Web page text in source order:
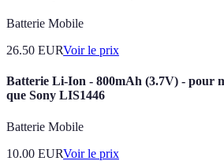
Batterie Mobile
26.50 EURVoir le prix
Batterie Li-Ion - 800mAh (3.7V) - pour
que Sony LIS1446
Batterie Mobile
10.00 EURVoir le prix